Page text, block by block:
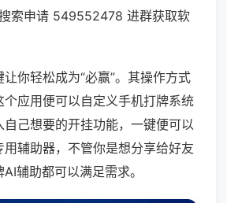
索申请 549552478 进群获取软
你轻松成为“必赢”。其操作方式
应用便可以自定义手机打牌系统
己想要的开挂功能，一键便可以
用辅助器，不管你是想分享给好友
辅助都可以满足需求。